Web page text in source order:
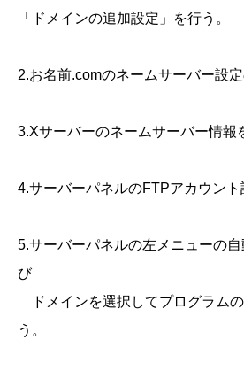
「ドメインの追加設定」を行う。
2.お名前.comのネームサーバー設定
3.Xサーバーのネームサーバー情報
4.サーバーパネルのFTPアカウント
5.サーバーパネルの左メニューの
び
ドメインを選択してプログラム
う。